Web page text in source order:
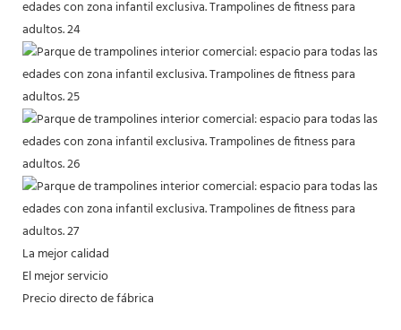
La mejor calidad
El mejor servicio
Precio directo de fábrica